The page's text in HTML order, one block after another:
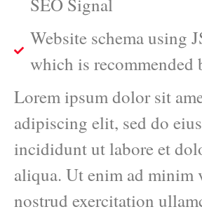
SEO Signal
Website schema using
which is recommended
Lorem ipsum dolor sit
adipiscing elit, sed do
incididunt ut labore et
aliqua. Ut enim ad minim
nostrud exercitation